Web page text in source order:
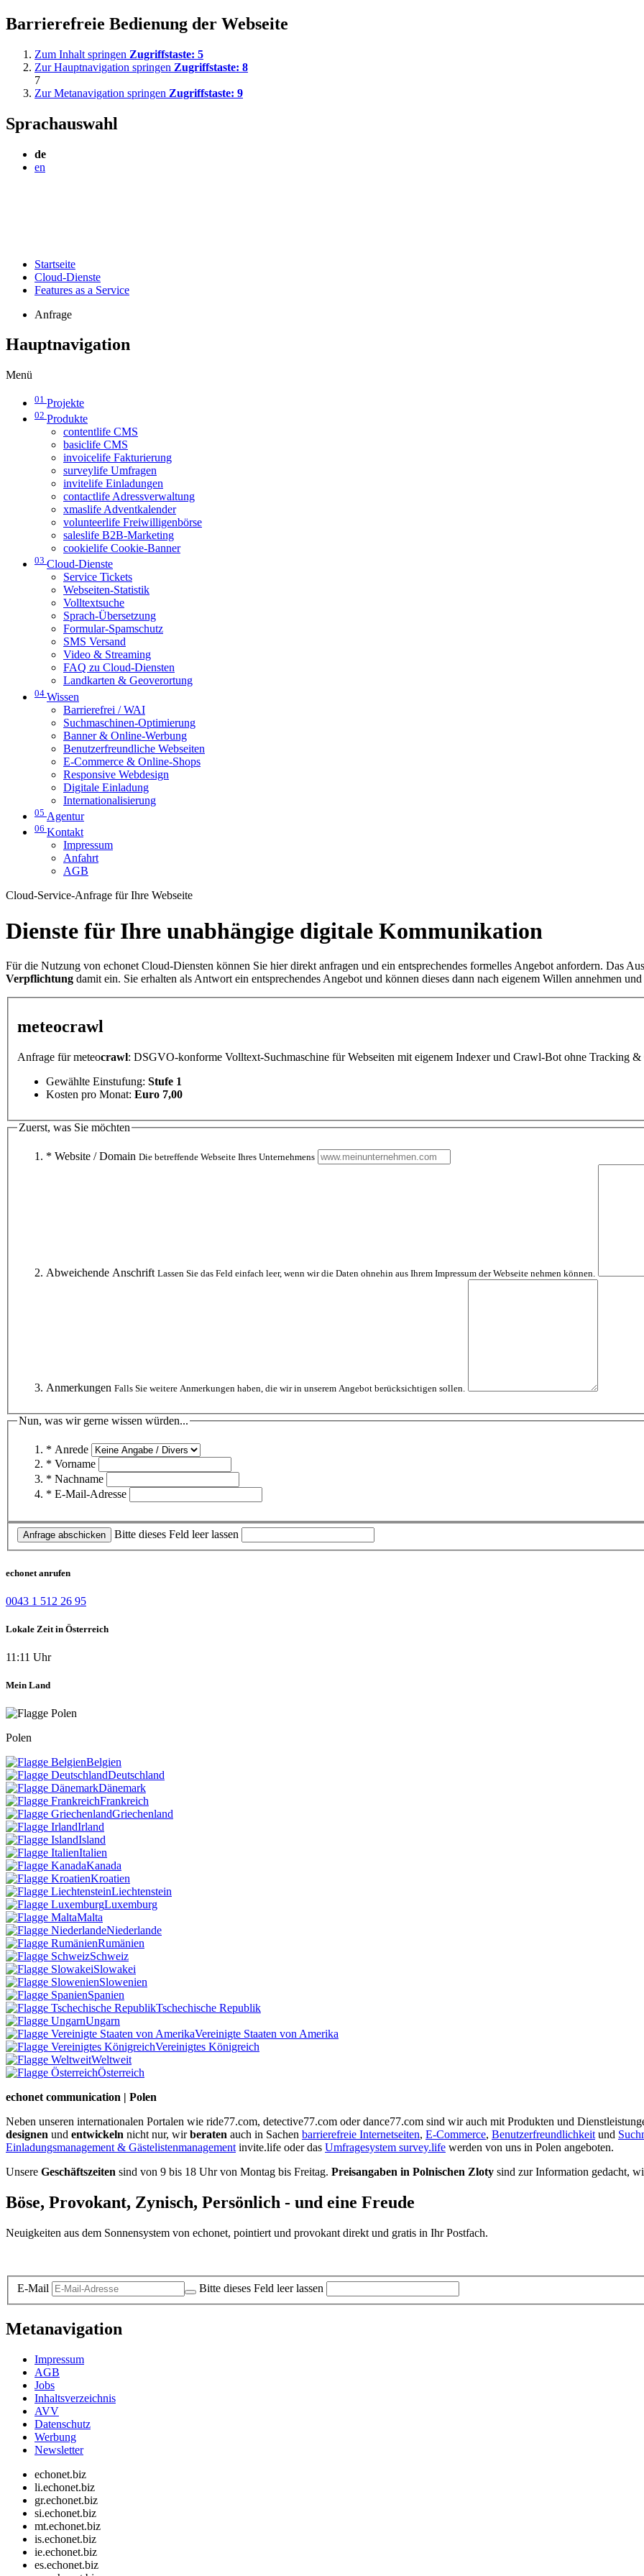
Barrierefreie Bedienung der Webseite
Zum Inhalt springen Zugriffstaste: 5
Zur Hauptnavigation springen Zugriffstaste: 8
7
Zur Metanavigation springen Zugriffstaste: 9
Sprachauswahl
de
en
Startseite
Cloud-Dienste
Features as a Service
Anfrage
Hauptnavigation
Menü
01 Projekte
02 Produkte
contentlife CMS
basiclife CMS
invoicelife Fakturierung
surveylife Umfragen
invitelife Einladungen
contactlife Adressverwaltung
xmaslife Adventkalender
volunteerlife Freiwilligenbörse
saleslife B2B-Marketing
cookielife Cookie-Banner
03 Cloud-Dienste
Service Tickets
Webseiten-Statistik
Volltextsuche
Sprach-Übersetzung
Formular-Spamschutz
SMS Versand
Video & Streaming
FAQ zu Cloud-Diensten
Landkarten & Geoverortung
04 Wissen
Barrierefrei / WAI
Suchmaschinen-Optimierung
Banner & Online-Werbung
Benutzerfreundliche Webseiten
E-Commerce & Online-Shops
Responsive Webdesign
Digitale Einladung
Internationalisierung
05 Agentur
06 Kontakt
Impressum
Anfahrt
AGB
Cloud-Service-Anfrage für Ihre Webseite
Dienste für Ihre unabhängige digitale Kommunikation
Für die Nutzung von echonet Cloud-Diensten können Sie hier direkt anfragen und ein entsprechendes formelles Angebot anfordern. Das
Verpflichtung damit ein. Sie erhalten als Antwort ein entsprechendes Angebot und können dieses dann nach eigenem Willen annehmen und
meteocrawl
Anfrage für meteocrawl: DSGVO-konforme Volltext-Suchmaschine für Webseiten mit eigenem Indexer und Crawl-Bot ohne Tracking &
Gewählte Einstufung: Stufe 1
Kosten pro Monat: Euro 7,00
Zuerst, was Sie möchten
* Website / Domain Die betreffende Webseite Ihres Unternehmens
Abweichende Anschrift Lassen Sie das Feld einfach leer, wenn wir die Daten ohnehin aus Ihrem Impressum der Webseite nehmen können.
Anmerkungen Falls Sie weitere Anmerkungen haben, die wir in unserem Angebot berücksichtigen sollen.
Nun, was wir gerne wissen würden...
* Anrede
* Vorname
* Nachname
* E-Mail-Adresse
Anfrage abschicken Bitte dieses Feld leer lassen
echonet anrufen
0043 1 512 26 95
Lokale Zeit in Österreich
11:11 Uhr
Mein Land
Polen
Belgien
Deutschland
Dänemark
Frankreich
Griechenland
Irland
Island
Italien
Kanada
Kroatien
Liechtenstein
Luxemburg
Malta
Niederlande
Rumänien
Schweiz
Slowakei
Slowenien
Spanien
Tschechische Republik
Ungarn
Vereinigte Staaten von Amerika
Vereinigtes Königreich
Weltweit
Österreich
echonet communication | Polen
Neben unseren internationalen Portalen wie ride77.com, detective77.com oder dance77.com sind wir auch mit Produkten und
designen und entwickeln nicht nur, wirberaten auch in Sachen barrierefreie Internetseiten, E-Commerce, Benutzerfreundlichkeitund
Einladungsmanagement & Gästelistenmanagementinvite.life oder das Umfragesystem survey.life werden von uns in Polen angeboten.
Unsere Geschäftszeiten sind von 9 bis 18 Uhr von Montag bis Freitag. Preisangaben in Polnischen Zloty sind zur Information gedacht,
Böse, Provokant, Zynisch, Persönlich - und eine Freude
Neuigkeiten aus dem Sonnensystem von echonet, pointiert und provokant direkt und gratis in Ihr Postfach.
E-Mail Bitte dieses Feld leer lassen
Metanavigation
Impressum
AGB
Jobs
Inhaltsverzeichnis
AVV
Datenschutz
Werbung
Newsletter
echonet.biz
li.echonet.biz
gr.echonet.biz
si.echonet.biz
mt.echonet.biz
is.echonet.biz
ie.echonet.biz
es.echonet.biz